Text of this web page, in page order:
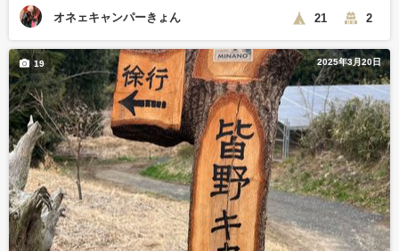
オネェキャンパーきょん 21 2
2025年3月20日
19